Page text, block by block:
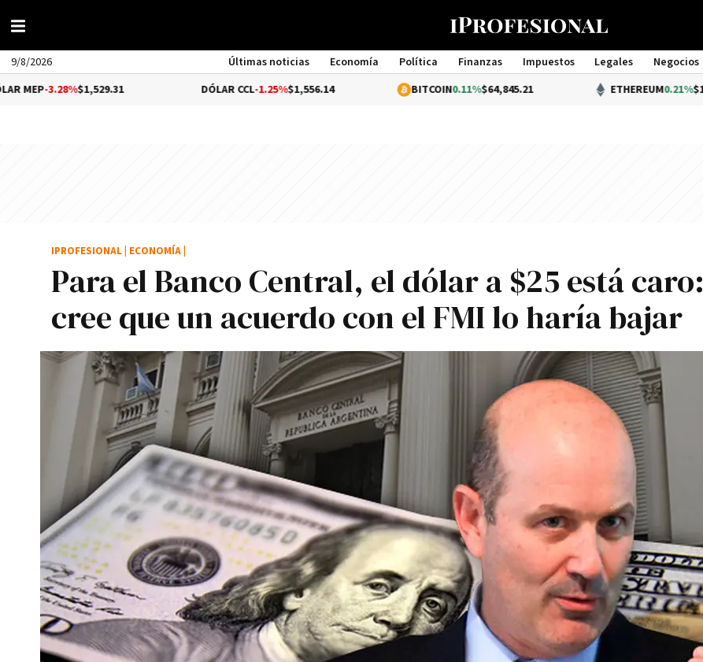
9/8/2026 Últimas noticias Economía Política Finanzas Impuestos Legales Negocios
Management
$1,529.31 -1.25%$1,556.14 0.11%$64,845.21 ETHEREUM 0.21%$1,917.51
Para el Banco Central, el dólar a $25 está caro:
cree que un acuerdo con el FMI lo harí­a bajar
IPROFESIONAL ECONOMÍA